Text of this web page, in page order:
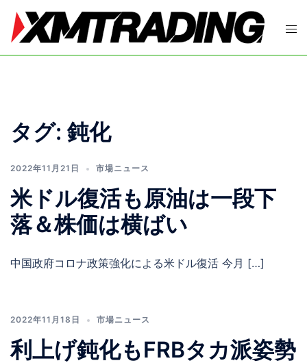
ト
タグ:鈍化
2022年11月21日 市場ニュース
米ドル復活も原油は一段下
落＆株価は横ばい
中国政府コロナ政策強化による米ドル復活 今月 […]
2022年11月18日 市場ニュース
利上げ鈍化もFRBタカ派姿勢